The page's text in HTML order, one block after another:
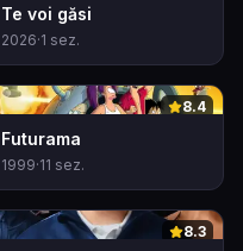
Te voi găsi
2026·1 sez.
8.4
Futurama
1999·11 sez.
8.3